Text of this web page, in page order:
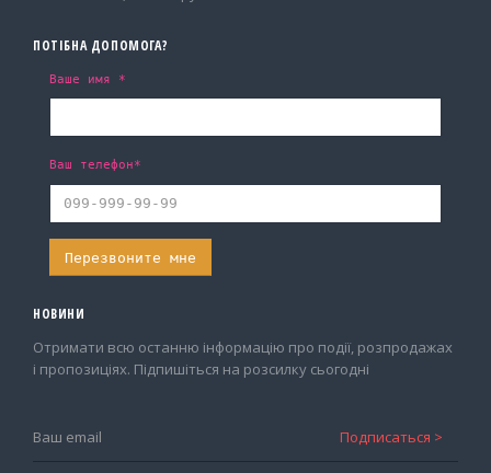
ПОТІБНА ДОПОМОГА?
Ваше имя *
Ваш телефон*
НОВИНИ
Отримати всю останню інформацію про події, розпродажах
і пропозиціях. Підпишіться на розсилку сьогодні